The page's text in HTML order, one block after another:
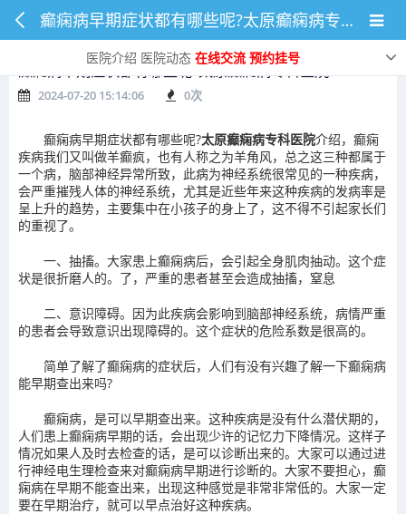
医院介绍 医院动态 在线交流 预约挂号
癫痫病早期症状都有哪些呢?太原癫痫病专科医院
癫痫病早期症状都有哪些呢?太原癫痫病专科医院
2024-07-20 15:14:06 0次
癫痫病早期症状都有哪些呢?太原癫痫病专科医院介绍，癫痫
疾病我们又叫做羊癫疯，也有人称之为羊角风，总之这三种都属于
一个病，脑部神经异常所致，此病为神经系统很常见的一种疾病，
会严重摧残人体的神经系统，尤其是近些年来这种疾病的发病率是
呈上升的趋势，主要集中在小孩子的身上了，这不得不引起家长们
的重视了。
一、抽搐。大家患上癫痫病后，会引起全身肌肉抽动。这个症
状是很折磨人的。了，严重的患者甚至会造成抽搐，窒息
二、意识障碍。因为此疾病会影响到脑部神经系统，病情严重
的患者会导致意识出现障碍的。这个症状的危险系数是很高的。
简单了解了癫痫病的症状后，人们有没有兴趣了解一下癫痫病
能早期查出来吗?
癫痫病，是可以早期查出来。这种疾病是没有什么潜伏期的，
人们患上癫痫病早期的话，会出现少许的记忆力下降情况。这样子
情况如果人及时去检查的话，是可以诊断出来的。大家可以通过进
行神经电生理检查来对癫痫病早期进行诊断的。大家不要担心，癫
痫病在早期不能查出来，出现这种感觉是非常非常低的。大家一定
要在早期治疗，就可以早点治好这种疾病。